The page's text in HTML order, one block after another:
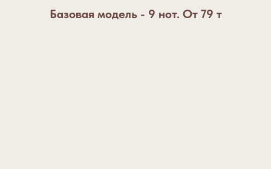
Базовая модель - 9 нот. От 79 т